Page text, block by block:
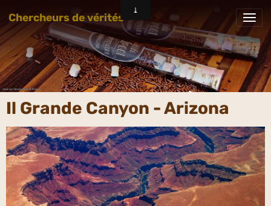
Chercheurs de vérités
Il Grande Canyon - Arizona